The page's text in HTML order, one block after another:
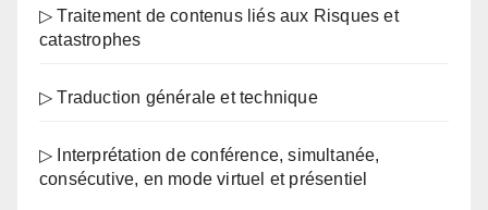
▷ Traitement de contenus liés aux Risques et
catastrophes
▷ Traduction générale et technique
▷ Interprétation de conférence, simultanée,
consécutive, en mode virtuel et présentiel